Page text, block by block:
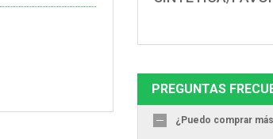
PREGUNTAS
¿Puedo comprar